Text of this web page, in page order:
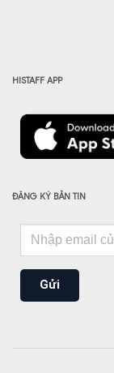
HISTAFF APP
ĐĂNG KÝ BẢN TIN
Gửi